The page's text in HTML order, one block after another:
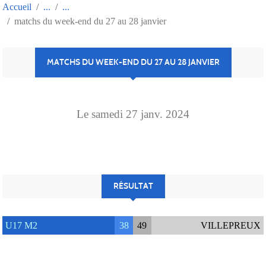
Accueil
matchs du week-end du 27 au 28 janvier
MATCHS DU WEEK-END DU 27 AU 28 JANVIER
Le samedi 27 janv. 2024
RÉSULTAT
U17 M2 38 49 VILLEPREUX